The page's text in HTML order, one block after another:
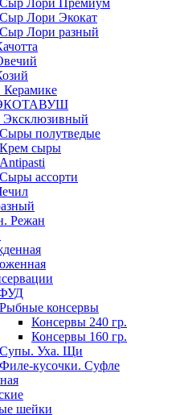
Сыр Лори Премиум
Сыр Лори Экокат
Сыр Лори разный
Сыры полутведые
Крем сыры
Antipasti
Сыры ассорти
Режан
Рыбные консервы
Консервы 240 гр.
Консервы 160 гр.
Супы. Уха. Щи
Филе-кусочки. Суфле
шейки